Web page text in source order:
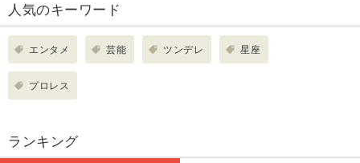
人気のキーワード
エンタメ 芸能 ツンデレ 星座
プロレス
ランキング